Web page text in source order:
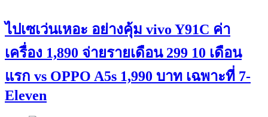
ไปเซเว่นเหอะ อย่างคุ้ม vivo Y91C ค่า
เครื่อง 1,890 จ่ายรายเดือน 299 10 เดือน
แรก vs OPPO A5s 1,990 บาท เฉพาะที่ 7-
Eleven